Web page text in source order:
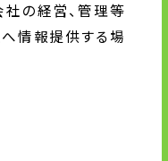
の経営、管理等
情報提供する場